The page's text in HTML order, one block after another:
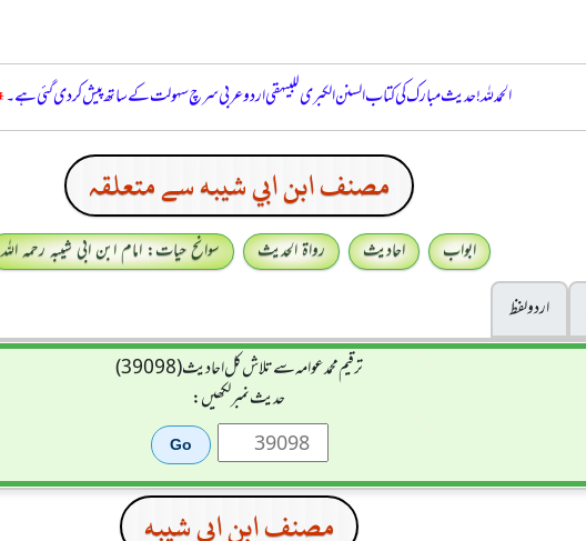
الحمدللہ! حدیث مبارک کی کتاب السنن الكبرى للبيهقي اردو عربی سرچ سہولت کے ساتھ پیش کر دی گئی ہے۔
مصنف ابن ابي شيبه سے متعلقہ
ابواب احادیث رواۃ الحدیث
سوانح حیات: امام ابن ابی شیبہ رحمہ اللہ
اردو لفظ
ترقیم محمدعوامہ سے تلاش کل احادیث (39098)
حدیث نمبر لکھیں:
مصنف ابن ابي شيبه